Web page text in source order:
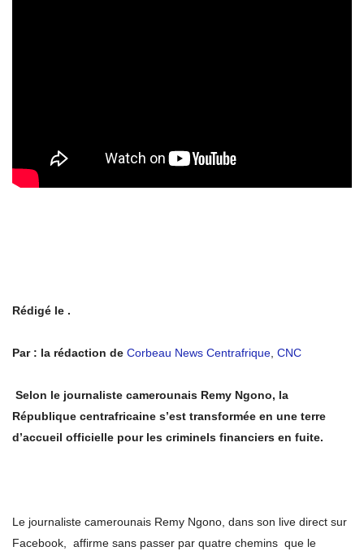
Rédigé le .
Par : la rédaction de Corbeau News Centrafrique, CNC
Selon le journaliste camerounais Remy Ngono, la
République centrafricaine s’est transformée en une terre
d’accueil officielle pour les criminels financiers en fuite.
Le journaliste camerounais Remy Ngono, dans son live direct sur
Facebook, affirme sans passer par quatre chemins que le